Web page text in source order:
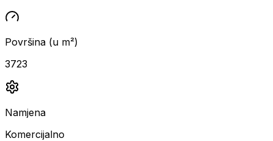
Površina (u m²)
3723
Namjena
Komercijalno